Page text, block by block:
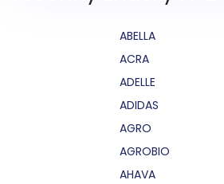
ABELLA
ACRA
ADELLE
ADIDAS
AGRO
AGROBIO
AHAVA